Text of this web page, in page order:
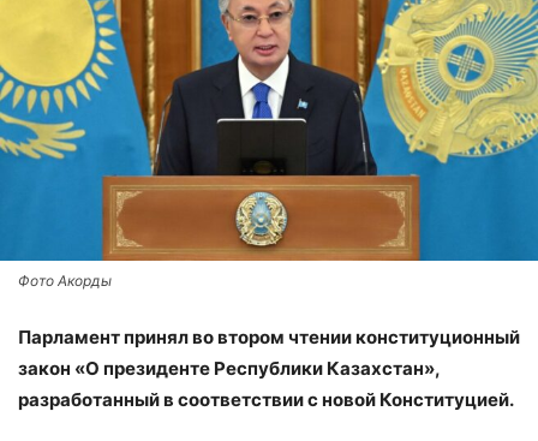
Фото Акорды
Парламент принял во втором чтении конституционный
закон «О президенте Республики Казахстан»,
разработанный в соответствии с новой Конституцией.